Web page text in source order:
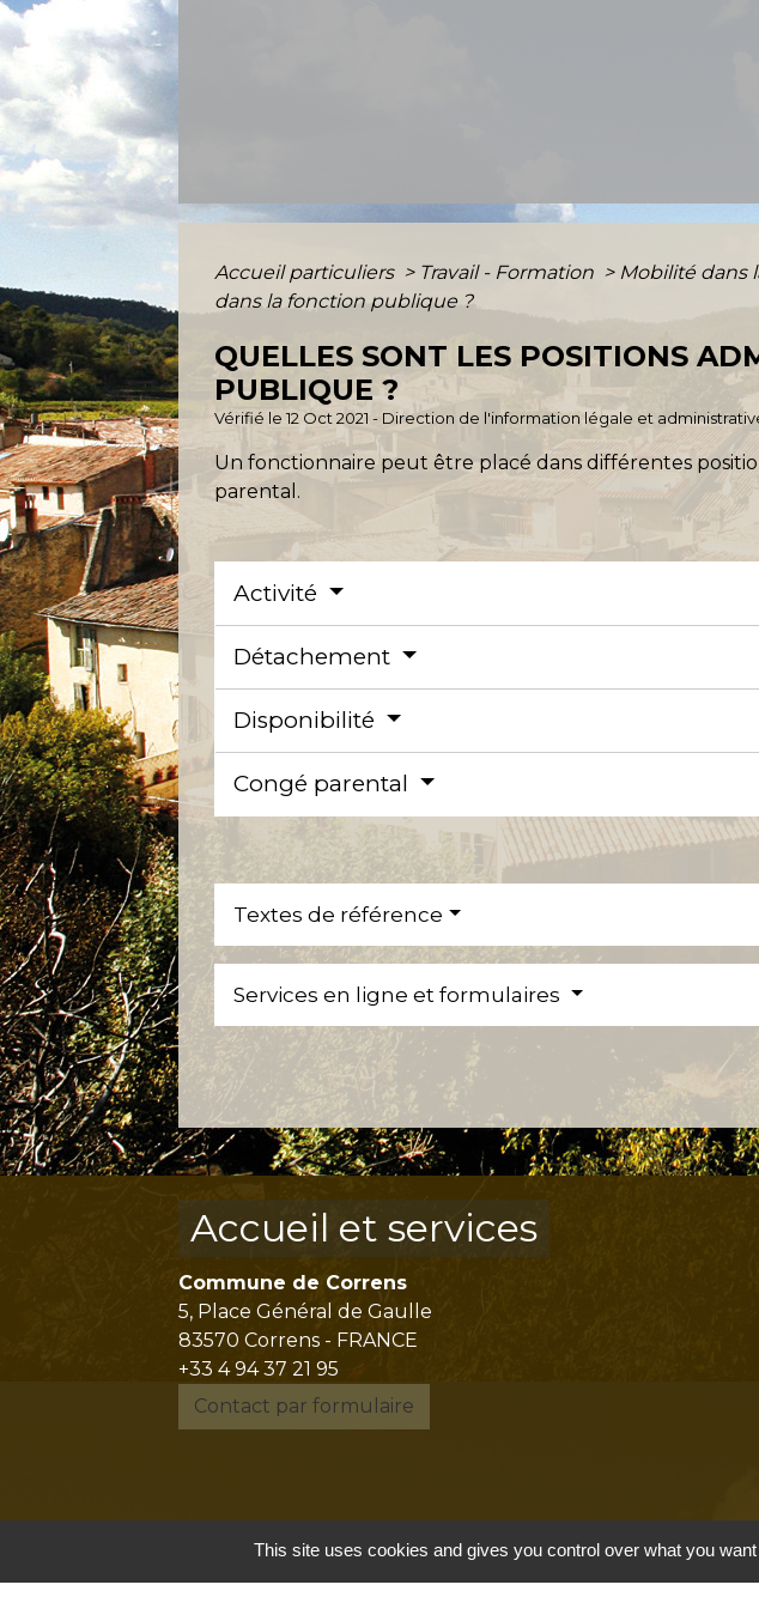
Accueil particuliers > Travail - Formation > Mobilité dans
dans la fonction publique ?
QUELLES SONT LES POSITIONS
PUBLIQUE ?
Vérifié le 12 Oct 2021 - Direction de l'information légale et
Un fonctionnaire peut être placé dans différentes
parental.
Activité
Détachement
Disponibilité
Congé parental
Textes de référence
Services en ligne et formulaires
Accueil et services
Commune de Correns
5, Place Général de Gaulle
83570 Correns - FRANCE
+33 4 94 37 21 95
Contact par formulaire
This site uses cookies and gives you control over what you